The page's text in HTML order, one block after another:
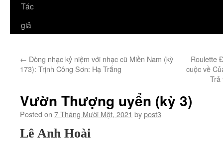
Tác
giả
← Dòng nhạc kỷ niệm với nhạc cũ Miền Nam (kỳ
173): Trịnh Công Sơn: Hạ Trắng
Roulette
cuộc về
Trả
Vườn Thượng uyển (kỳ 3)
Posted on 7 Tháng Mười Một, 2021 bypost3
Lê Anh Hoài